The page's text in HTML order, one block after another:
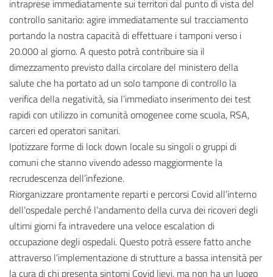
intraprese immediatamente sui territori dal punto di vista del
controllo sanitario: agire immediatamente sul tracciamento
portando la nostra capacità di effettuare i tamponi verso i
20.000 al giorno. A questo potrà contribuire sia il
dimezzamento previsto dalla circolare del ministero della
salute che ha portato ad un solo tampone di controllo la
verifica della negatività, sia l’immediato inserimento dei test
rapidi con utilizzo in comunità omogenee come scuola, RSA,
carceri ed operatori sanitari.
Ipotizzare forme di lock down locale su singoli o gruppi di
comuni che stanno vivendo adesso maggiormente la
recrudescenza dell’infezione.
Riorganizzare prontamente reparti e percorsi Covid all’interno
dell’ospedale perché l’andamento della curva dei ricoveri degli
ultimi giorni fa intravedere una veloce escalation di
occupazione degli ospedali. Questo potrà essere fatto anche
attraverso l’implementazione di strutture a bassa intensità per
la cura di chi presenta sintomi Covid lievi, ma non ha un luogo